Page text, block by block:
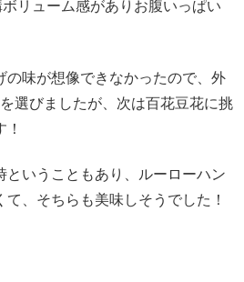
リューム感がありお腹いっぱい
の味が想像できなかったので、外
選びましたが、次は百花豆花に挑
ということもあり、ルーローハン
、そちらも美味しそうでした！